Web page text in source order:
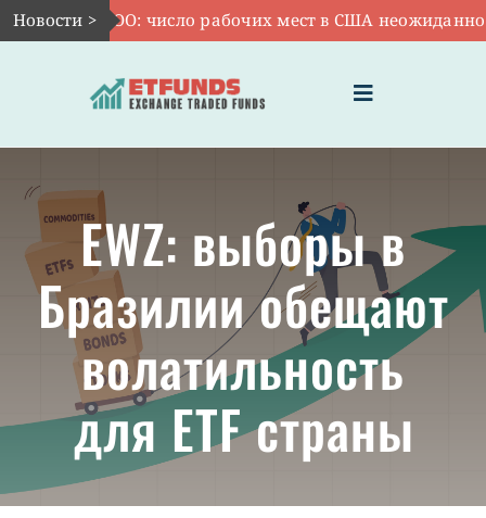
Skip
to
Новости >
Авг 7:VOO: число рабочих мест в США неожиданно
Toggle
Navigation
ГЛАВНАЯ
ЧТО ТАКОЕ ETF
ИНВЕСТИЦИИ В ETF
ТЕМАТИЧЕСКИЕ ETF
АКТУАЛЬНЫЕ
EWZ: выборы в
Бразилии обещают
волатильность
для ETF страны